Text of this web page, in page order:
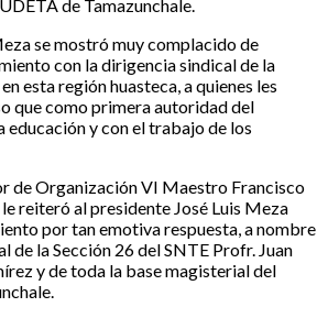
de Tamazunchale.
se mostró muy complacido de
con la dirigencia sindical de la
esta región huasteca, a quienes les
que como primera autoridad del
educación y con el trabajo de los
de Organización VI Maestro Francisco
reiteró al presidente José Luis Meza
por tan emotiva respuesta, a nombre
de la Sección 26 del SNTE Profr. Juan
y de toda la base magisterial del